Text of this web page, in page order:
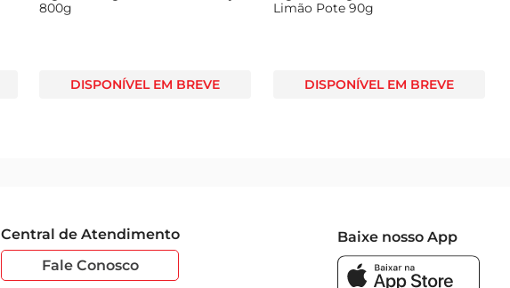
800g
DISPONÍVEL EM BREVE
Limão Pote 90g
DISPONÍVEL EM BREVE
Central de Atendimento
Fale Conosco
Baixe nosso App